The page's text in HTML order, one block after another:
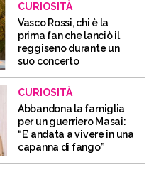
CURIOSITÀ
Vasco Rossi, chi è la
prima fan che lanciò il
reggiseno durante un
suo concerto
CURIOSITÀ
Abbandona la famiglia
per un guerriero Masai:
“E’ andata a vivere in una
capanna di fango”